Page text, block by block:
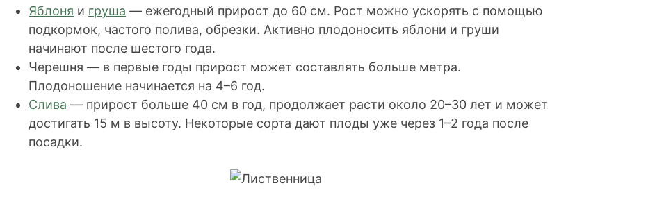
Яблоня и груша — ежегодный прирост до 60 см. Рост можно ускорять с помощью
подкормок, частого полива, обрезки. Активно плодоносить яблони и груши
начинают после шестого года.
Черешня — в первые годы прирост может составлять больше метра.
Плодоношение начинается на 4–6 год.
Слива — прирост больше 40 см в год, продолжает расти около 20–30 лет и может
достигать 15 м в высоту. Некоторые сорта дают плоды уже через 1–2 года после
посадки.